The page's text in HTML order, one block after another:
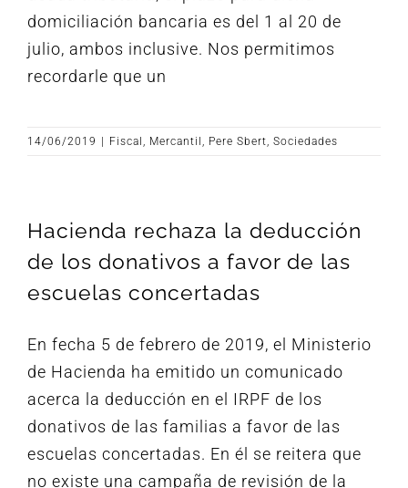
domiciliación bancaria es del 1 al 20 de
julio, ambos inclusive. Nos permitimos
recordarle que un
14/06/2019 Fiscal , Mercantil , Pere Sbert, Sociedades
Hacienda rechaza la deducción
de los donativos a favor de las
escuelas concertadas
En fecha 5 de febrero de 2019, el Ministerio
de Hacienda ha emitido un comunicado
acerca la deducción en el IRPF de los
donativos de las familias a favor de las
escuelas concertadas. En él se reitera que
no existe una campaña de revisión de la